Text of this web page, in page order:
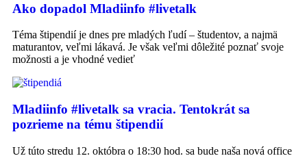
Ako dopadol Mladiinfo #livetalk
Téma štipendií je dnes pre mladých ľudí – študentov, a najmä
maturantov, veľmi lákavá. Je však veľmi dôležité poznať svoje
možnosti a je vhodné vedieť
Mladiinfo #livetalk sa vracia. Tentokrát sa
pozrieme na tému štipendií
Už túto stredu 12. októbra o 18:30 hod. sa bude naša nová office